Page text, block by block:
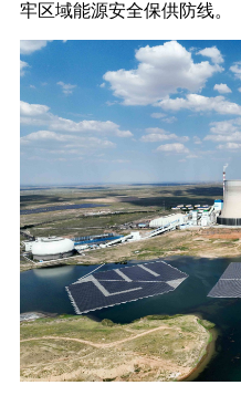
牢区域能源安全保供防线。